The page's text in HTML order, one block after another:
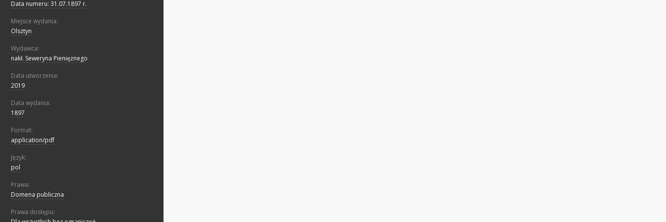
Data numeru: 31.07.1897 r.
Miejsce wydania:
Olsztyn
Wydawca:
nakł. Seweryna Pieniężnego
Data utworzenia:
2019
Data wydania:
1897
Format:
application/pdf
Język:
pol
Prawa:
Domena publiczna
Prawa dostępu: